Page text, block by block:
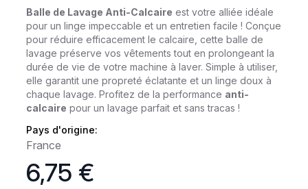
Balle de Lavage Anti-Calcaire est votre alliée idéale
pour un linge impeccable et un entretien facile ! Conçue
pour réduire efficacement le calcaire, cette balle de
lavage préserve vos vêtements tout en prolongeant la
durée de vie de votre machine à laver. Simple à utiliser,
elle garantit une propreté éclatante et un linge doux à
chaque lavage. Profitez de la performance anti-
calcaire pour un lavage parfait et sans tracas !
Pays d'origine:
France
6,75 €